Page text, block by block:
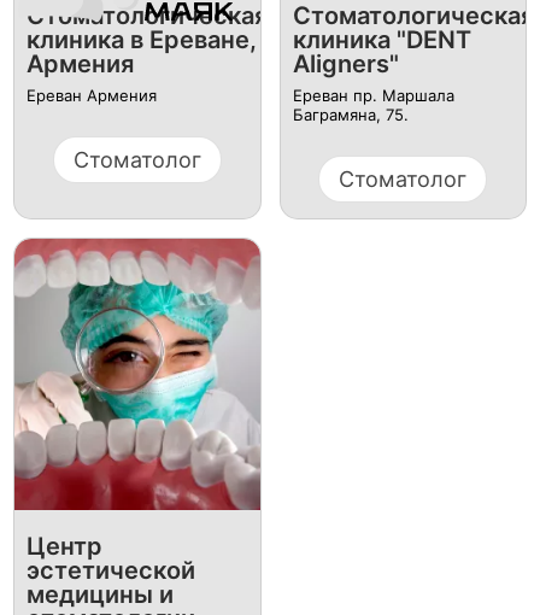
Стоматологическая
клиника в Ереване,
Армения
Ереван Армения
Стоматолог
Стоматологическая
клиника "DENT
Aligners"
Ереван пр. Маршала
Баграмяна, 75.
Стоматолог
Центр
эстетической
медицины и